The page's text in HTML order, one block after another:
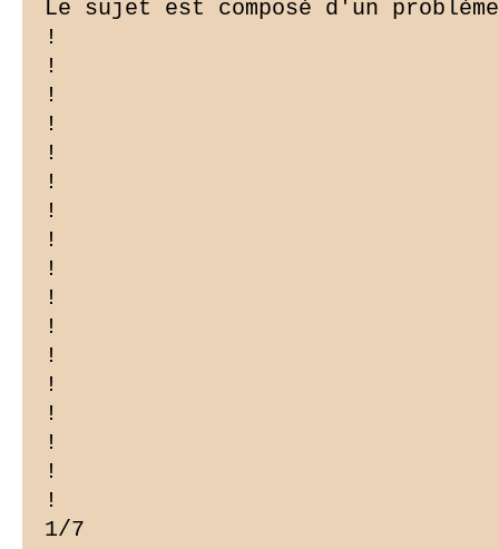
Le sujet est composé d'un
!
!
!
!
!
!
!
!
!
!
!
!
!
!
!
!
!
1/7